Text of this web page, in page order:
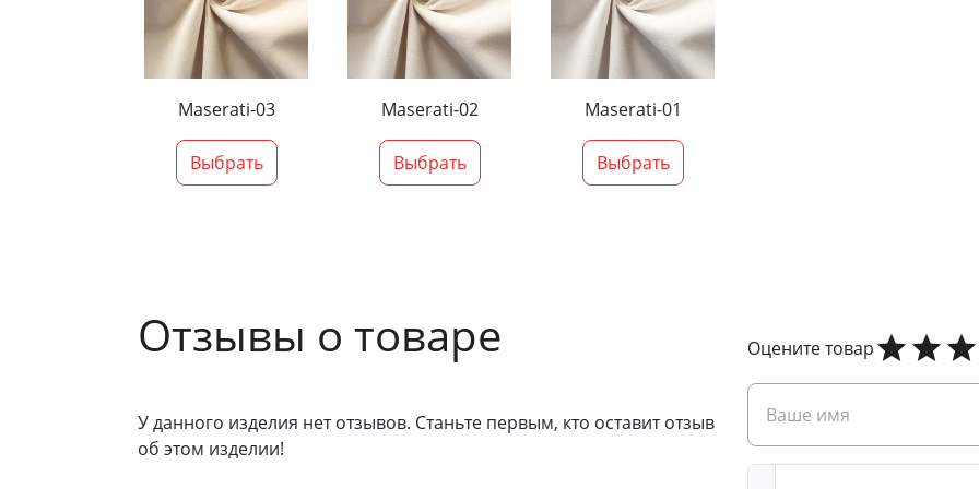
Maserati-03
Выбрать
Maserati-02
Выбрать
Maserati-01
Выбрать
Отзывы о товаре
У данного изделия нет отзывов. Станьте первым, кто оставит отзыв
об этом изделии!
Оцените товар